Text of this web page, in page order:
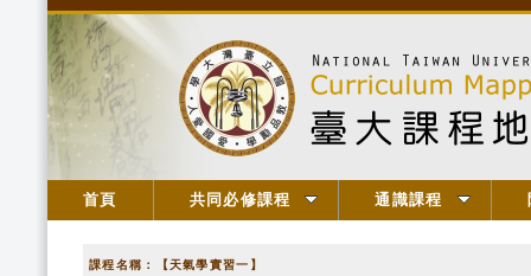
首頁 共同必修課程 通識課程
課程名稱：【天氣學實習一】